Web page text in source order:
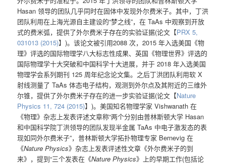
Hasan 领导的团队几乎同时在固体中发现外尔费米子。其中，丁洪
团队利用在上海光源自主建设的“梦之线”，在 TaAs 中观察到开放
式的费米弧，提供了外尔费米子存在的实验证据(论文【PRX 5,
031013 (2015)】)。该论文被引用2088 次，2015 年入选美国《物
理》评选的国际物理学八大标志性成果、英国《物理世界》评选的
国际物理学十大突破和中国科学十大进展，并于 2018 年入选美国
物理学会系列期刊 125 周年纪念论文集。之后丁洪团队利用软 X
射线测量了 TaAs 体态电子结构，观测到外尔点及其附近的三维外
尔锥，提供了外尔费米子存在的进一步实验证据(论文【Nature
Physics 11, 724 (2015)】)。美国知名物理学家 Vishwanath 在
《物理》杂志上发表评述文章称“两个分别由普林斯顿大学 Hasan
和中国科学院丁洪领导的团队发现半金属 TaAs 中电子激发态的表
现如同外尔费米子”，普林斯顿大学拓扑物理专家 Bernevig 在
《Nature Physics》杂志上发表评述性文章《外尔费米子的到
来》，提到“三个发表在《Nature Physics》上的早期工作(包括论